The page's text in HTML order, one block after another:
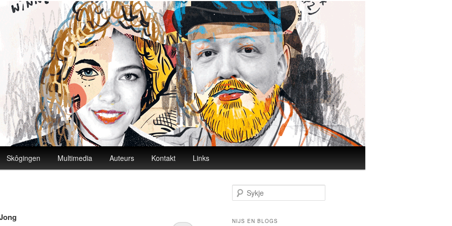
Skôgingen Multimedia Auteurs Kontakt Links
Sykje
NIJS EN BLOGS